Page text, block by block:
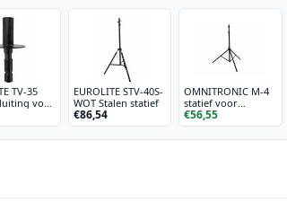
TV-35
voor
EUROLITE STV-40S-
WOT Stalen statief
€86,54
OMNITRONIC M-4
statief voor
luidsprekersysteem
€56,55